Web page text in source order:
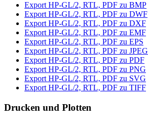
Export HP-GL/2, RTL, PDF zu BMP
Export HP-GL/2, RTL, PDF zu DWF
Export HP-GL/2, RTL, PDF zu DXF
Export HP-GL/2, RTL, PDF zu EMF
Export HP-GL/2, RTL, PDF zu EPS
Export HP-GL/2, RTL, PDF zu JPEG
Export HP-GL/2, RTL, PDF zu PDF
Export HP-GL/2, RTL, PDF zu PNG
Export HP-GL/2, RTL, PDF zu SVG
Export HP-GL/2, RTL, PDF zu TIFF
Drucken und Plotten